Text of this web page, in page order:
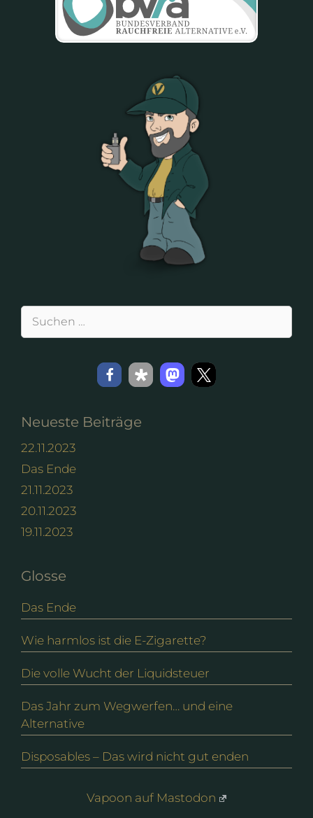
Suchen
Neueste Beiträge
22.11.2023
Das Ende
21.11.2023
20.11.2023
19.11.2023
Glosse
Das Ende
Wie harmlos ist die E-Zigarette?
Die volle Wucht der Liquidsteuer
Das Jahr zum Wegwerfen… und eine
Alternative
Disposables – Das wird nicht gut enden
Vapoon auf Mastodon